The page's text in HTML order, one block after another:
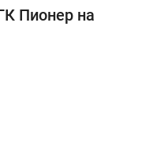
Пионер на